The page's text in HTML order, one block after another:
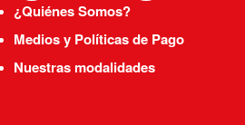
¿Quiénes Somos?
Medios y Políticas de Pago
Nuestras modalidades